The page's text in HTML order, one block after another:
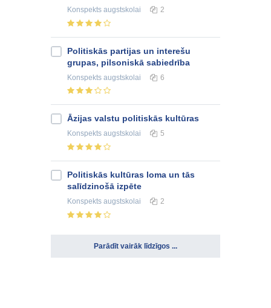
Konspekts augstskolai 2
Politiskās partijas un interešu
grupas, pilsoniskā sabiedrība
Konspekts augstskolai 6
Āzijas valstu politiskās kultūras
Konspekts augstskolai 5
Politiskās kultūras loma un tās
salīdzinošā izpēte
Konspekts augstskolai 2
Parādīt vairāk līdzīgos ...